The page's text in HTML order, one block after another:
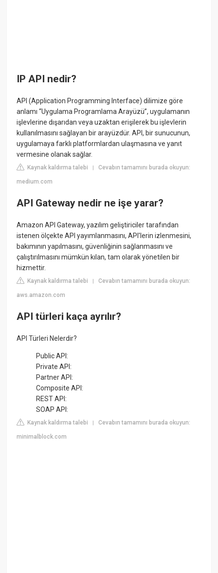
IP API nedir?
API (Application Programming Interface) dilimize göre
anlamı “Uygulama Programlama Arayüzü”, uygulamanın
işlevlerine dışarıdan veya uzaktan erişilerek bu işlevlerin
kullanılmasını sağlayan bir arayüzdür. API, bir sunucunun,
uygulamaya farklı platformlardan ulaşmasına ve yanıt
vermesine olanak sağlar.
Kaynak kaldırma talebi |Cevabın tamamını burada okuyun:
medium.com
API Gateway nedir ne işe yarar?
Amazon API Gateway, yazılım geliştiriciler tarafından
istenen ölçekte API yayımlanmasını, API'lerin izlenmesini,
bakımının yapılmasını, güvenliğinin sağlanmasını ve
çalıştırılmasını mümkün kılan, tam olarak yönetilen bir
hizmettir.
Kaynak kaldırma talebi |Cevabın tamamını burada okuyun:
aws.amazon.com
API türleri kaça ayrılır?
API Türleri Nelerdir?
Public API:
Private API:
Partner API:
Composite API:
REST API:
SOAP API:
Kaynak kaldırma talebi |Cevabın tamamını burada okuyun:
minimalblock.com